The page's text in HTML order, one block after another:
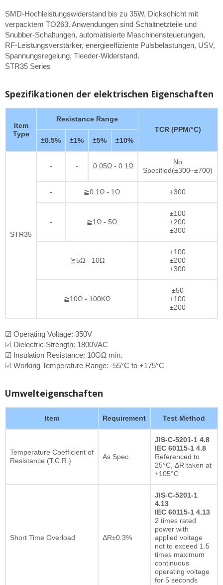
SMD-Hochleistungswiderstand bis zu 35W, Dickschicht mit
verpacktem TO263. Anwendungen sind Schaltnetzteile und
Snubber-Schaltungen, automatisierte Maschinensteuerungen,
RF-Leistungsverstärker, energieeffiziente Pulsbelastungen, USV,
Spannungsregelung, Tleeder-Widerstand.
STR35 Series
Spezifikationen der elektrischen Eigenschaften
Item
Type
Resistance Range
TCR (PPM/°C)
±0.5%
±1% ±5% ±10%
STR35
- - 0.05Ω - 0.1Ω
No
Specified(±300~±700)
- ≧0.1Ω - 1Ω ±300
- ≧1Ω - 5Ω
±100
±200
±300
≧5Ω - 10Ω
±100
±200
±300
≧10Ω - 100KΩ
±50
±100
±200
☑ Operating Voltage: 350V
☑ Dielectric Strength: 1800VAC
☑ Insulation Resistance: 10GΩ min.
☑ Working Temperature Range: -55°C to +175°C
Umwelteigenschaften
Item Requirement Test Method
Temperature Coefficient of
Resistance (T.C.R.)
As Spec.
JIS-C-5201-1 4.8
IEC 60115-1 4.8
Referenced to
25°C, ΔR taken at
+105°C
Short Time Overload ΔR±0.3%
JIS-C-5201-1
4.13
IEC 60115-1 4.13
2 times rated
power with
applied voltage
not to exceed 1.5
times maximum
continuous
operating voltage
for 5 seconds